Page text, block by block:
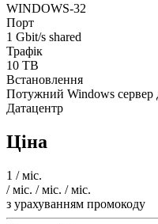
WINDOWS-32
Порт
1 Gbit/s shared
Трафік
10 TB
Встановлення
Потужний Windows сервер
Датацентр
Ціна
1 / міс.
/ міс. / міс. / міс.
з урахуванням промокоду